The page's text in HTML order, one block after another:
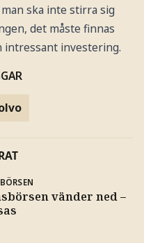
ska inte stirra sig
det måste finnas
intressant investering.
vänder ned –